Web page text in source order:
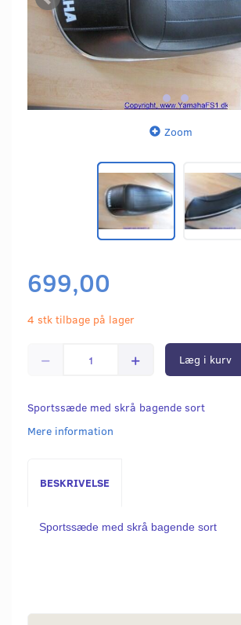
Zoom
699,00
4 stk tilbage på lager
Læg i kurv
Sportssæde med skrå bagende sort
Mere information
BESKRIVELSE
Sportssæde med skrå bagende sort